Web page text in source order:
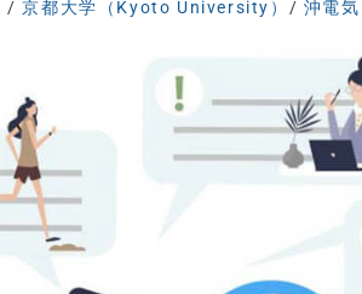
/京都大学（Kyoto University） / 沖電気